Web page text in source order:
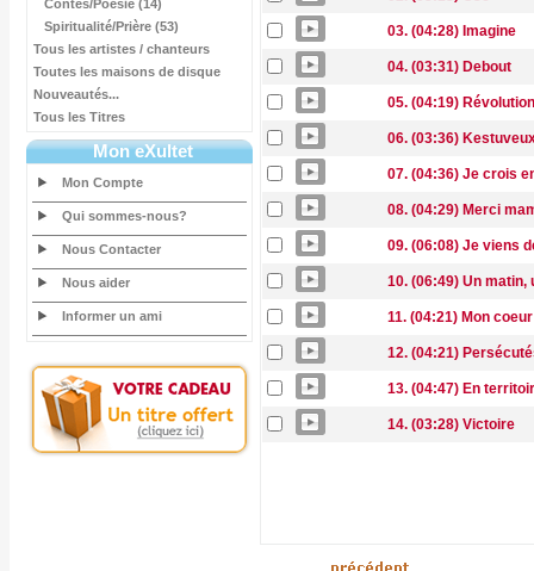
Contes/Poésie (14)
Spiritualité/Prière (53)
Tous les artistes / chanteurs
Toutes les maisons de disque
Nouveautés...
Tous les Titres
Mon eXultet
Mon Compte
Qui sommes-nous?
Nous Contacter
Nous aider
Informer un ami
03. (04:28) Imagine
04. (03:31) Debout
05. (04:19) Révolution
06. (03:36)
07. (04:36) Je crois
08. (04:29) Merci
09. (06:08) Je viens
10. (06:49) Un matin,
11. (04:21) Mon
12. (04:21)
13. (04:47) En
14. (03:28) Victoire